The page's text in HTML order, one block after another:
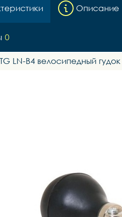
Описание
0
LN-B4 велосипедный